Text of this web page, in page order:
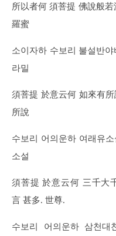
所以者何 須菩提 佛說般
羅蜜
소이자하 수보리 불설반
라밀
須菩提 於意云何 如來有
所說
수보리 어의운하 여래유
소설
須菩提 於意云何 三千大
言 甚多. 世尊.
수보리 어의운하 삼천대